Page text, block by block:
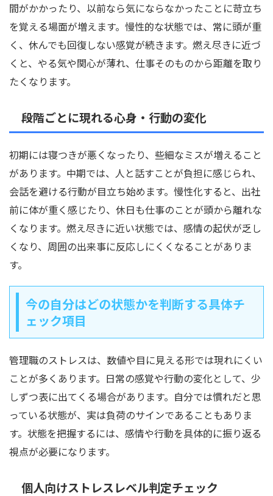
間がかかったり、以前なら気にならなかったことに苛立ち
を覚える場面が増えます。慢性的な状態では、常に頭が重
く、休んでも回復しない感覚が続きます。燃え尽きに近づ
くと、やる気や関心が薄れ、仕事そのものから距離を取り
たくなります。
段階ごとに現れる心身・行動の変化
初期には寝つきが悪くなったり、些細なミスが増えること
があります。中期では、人と話すことが負担に感じられ、
会話を避ける行動が目立ち始めます。慢性化すると、出社
前に体が重く感じたり、休日も仕事のことが頭から離れな
くなります。燃え尽きに近い状態では、感情の起伏が乏し
くなり、周囲の出来事に反応しにくくなることがありま
す。
今の自分はどの状態かを判断する具体チ
ェック項目
管理職のストレスは、数値や目に見える形では現れにくい
ことが多くあります。日常の感覚や行動の変化として、少
しずつ表に出てくる場合があります。自分では慣れだと思
っている状態が、実は負荷のサインであることもありま
す。状態を把握するには、感情や行動を具体的に振り返る
視点が必要になります。
個人向けストレスレベル判定チェック